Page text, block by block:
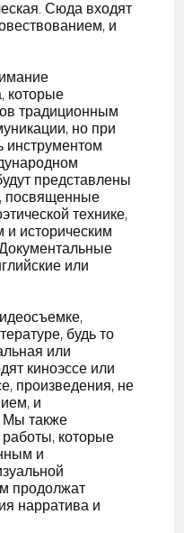
Сюда входят
и
которые
традиционным
но при
инструментом
представлены
посвященные
технике,
историческим
или
будь то
или
киноэссе или
произведения, не
и
Мы также
которые
и
продолжат
нарратива и